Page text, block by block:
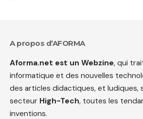
A propos d’AFORMA
Aforma.net est un Webzine, qui
informatique et des nouvelles
des articles didactiques, et ludiques,
secteur High-Tech, toutes les
inventions.